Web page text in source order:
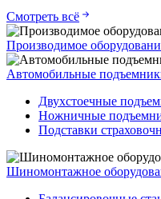
Смотреть всё
Производимое
Автомобильные
Двухстоечные
Ножничные
Подставки
Шиномонтажное